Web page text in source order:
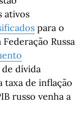
ativos
para o
Russa
de dívida
taxa de inflação
russo venha a